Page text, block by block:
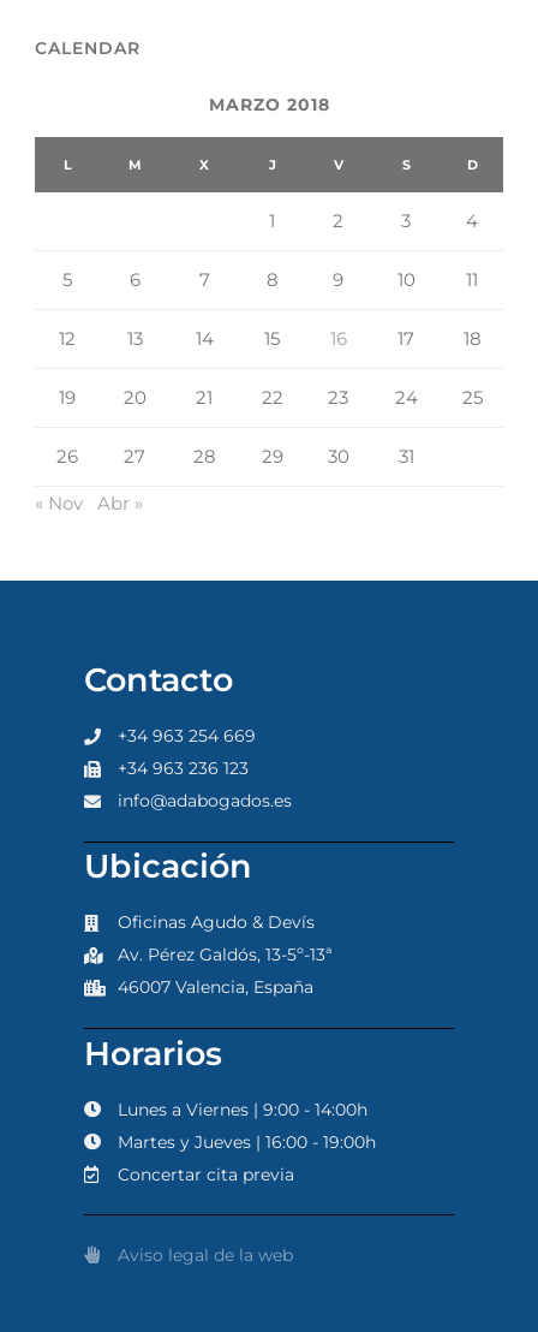
CALENDAR
MARZO 2018
L M X J V S D
1 2 3 4
5 6 7 8 9 10 11
12 13 14 15 16 17 18
19 20 21 22 23 24 25
26 27 28 29 30 31
« Nov Abr »
Contacto
+34 963 254 669
+34 963 236 123
info@adabogados.es
Ubicación
Oficinas Agudo & Devís
Av. Pérez Galdós, 13-5º-13ª
46007 Valencia, España
Horarios
Lunes a Viernes | 9:00 - 14:00h
Martes y Jueves | 16:00 - 19:00h
Concertar cita previa
Aviso legal de la web